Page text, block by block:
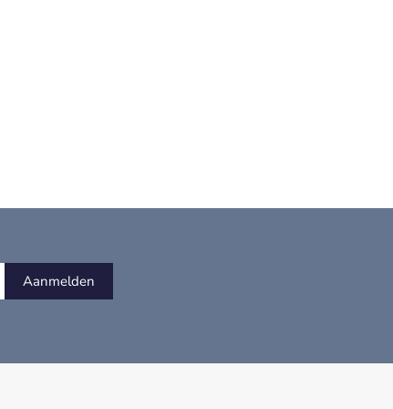
Aanmelden